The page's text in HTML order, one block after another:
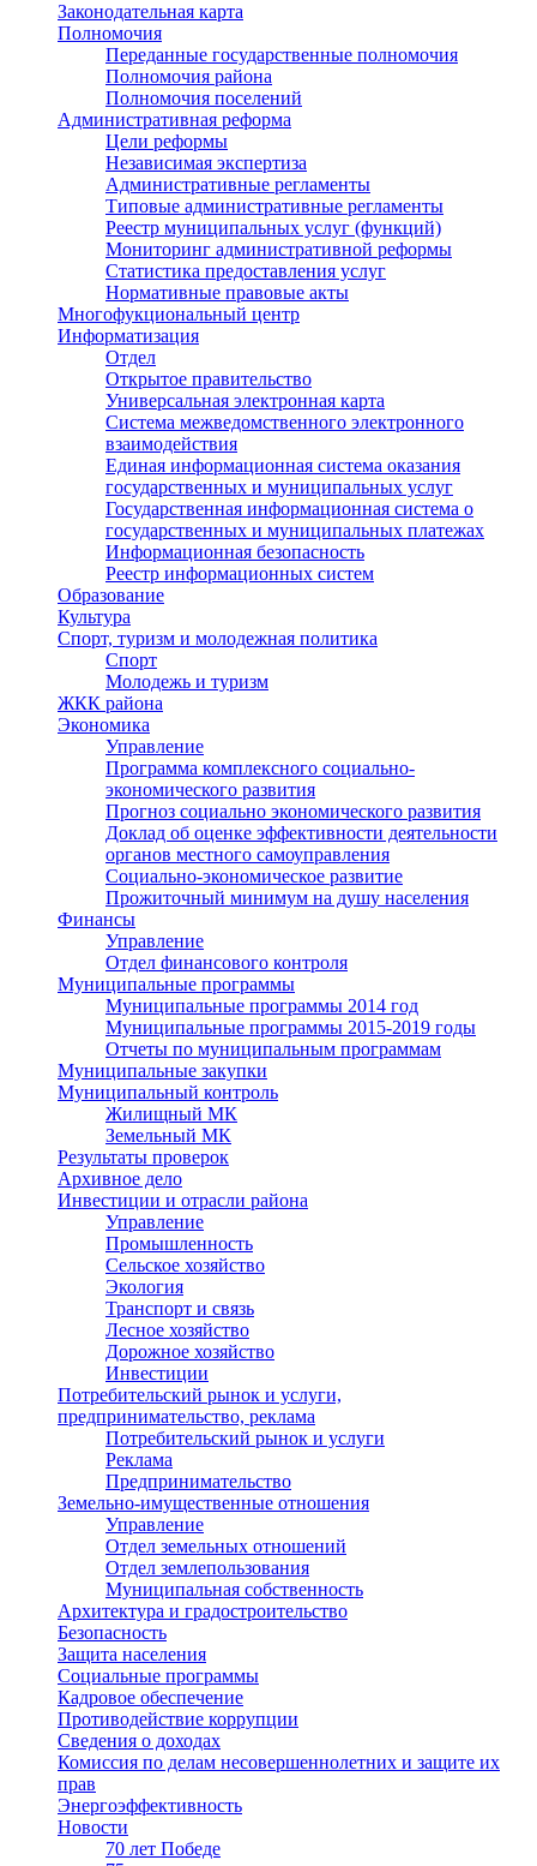
Законодательная карта
Полномочия
Переданные государственные полномочия
Полномочия района
Полномочия поселений
Административная реформа
Цели реформы
Независимая экспертиза
Административные регламенты
Типовые административные регламенты
Реестр муниципальных услуг (функций)
Мониторинг административной реформы
Статистика предоставления услуг
Нормативные правовые акты
Многофукциональный центр
Информатизация
Отдел
Открытое правительство
Универсальная электронная карта
Система межведомственного электронного
взаимодействия
Единая информационная система оказания
государственных и муниципальных услуг
Государственная информационная система о
государственных и муниципальных платежах
Информационная безопасность
Реестр информационных систем
Образование
Культура
Спорт, туризм и молодежная политика
Спорт
Молодежь и туризм
ЖКК района
Экономика
Управление
Программа комплексного социально-
экономического развития
Прогноз социально экономического развития
Доклад об оценке эффективности деятельности
органов местного самоуправления
Социально-экономическое развитие
Прожиточный минимум на душу населения
Финансы
Управление
Отдел финансового контроля
Муниципальные программы
Муниципальные программы 2014 год
Муниципальные программы 2015-2019 годы
Отчеты по муниципальным программам
Муниципальные закупки
Муниципальный контроль
Жилищный МК
Земельный МК
Результаты проверок
Архивное дело
Инвестиции и отрасли района
Управление
Промышленность
Сельское хозяйство
Экология
Транспорт и связь
Лесное хозяйство
Дорожное хозяйство
Инвестиции
Потребительский рынок и услуги,
предпринимательство, реклама
Потребительский рынок и услуги
Реклама
Предпринимательство
Земельно-имущественные отношения
Управление
Отдел земельных отношений
Отдел землепользования
Муниципальная собственность
Архитектура и градостроительство
Безопасность
Защита населения
Социальные программы
Кадровое обеспечение
Противодействие коррупции
Сведения о доходах
Комиссия по делам несовершеннолетних и защите их
прав
Энергоэффективность
Новости
70 лет Победе